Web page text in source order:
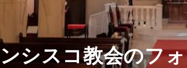
シスコ教会のフ